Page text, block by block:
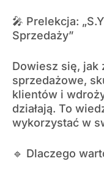
🎤 Prelekcja:
Sprzedaży”
Dowiesz się,
sprzedażowe,
klientów i
działają. To
wykorzystać w
🔹 Dlaczego